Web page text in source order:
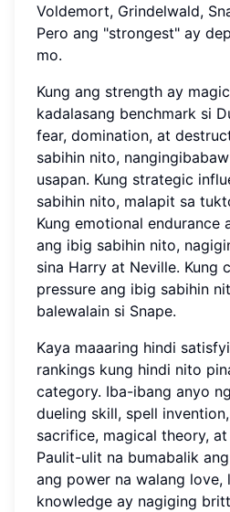
Voldemort, Grindelwald,
Pero ang "strongest" ay
mo.
Kung ang strength ay
kadalasang benchmark si
fear, domination, at
sabihin nito,
usapan. Kung strategic
sabihin nito, malapit sa
Kung emotional endurance
ang ibig sabihin nito,
sina Harry at Neville. Kung
pressure ang ibig sabihin
balewalain si Snape.
Kaya maaaring hindi
rankings kung hindi nito
category. Iba-ibang anyo
dueling skill, spell
sacrifice, magical theory,
Paulit-ulit na bumabalik
ang power na walang love,
knowledge ay nagiging